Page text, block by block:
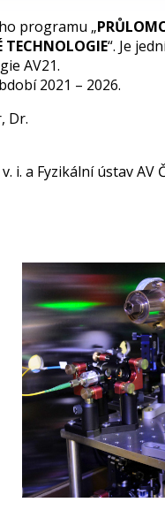
programu „
TECHNOLOGIE“. Je
AV21.
2021 – 2026.
Dr.
i. a Fyzikální ústav AV